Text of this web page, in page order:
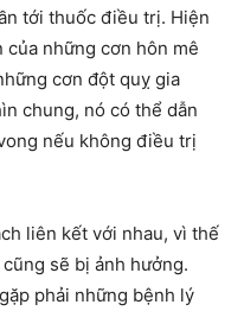
tới thuốc điều trị. Hiện
những cơn hôn mê
cơn đột quỵ gia
chung, nó có thể dẫn
nếu không điều trị
liên kết với nhau, vì thế
sẽ bị ảnh hưởng.
phải những bệnh lý